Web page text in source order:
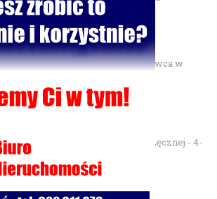
Pożarnicze OSP — 28 czerwca w
Ulicznych i Podwórkowych w Łęcznej - 4-